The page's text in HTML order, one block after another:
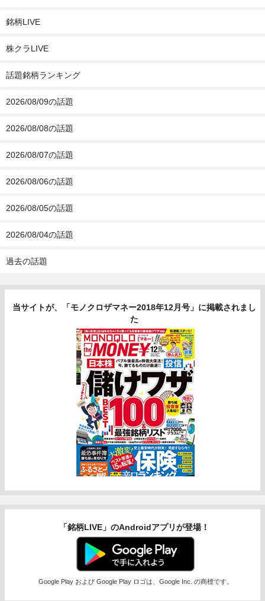
銘柄LIVE
株クラLIVE
話題銘柄ランキング
2026/08/09の話題
2026/08/08の話題
2026/08/07の話題
2026/08/06の話題
2026/08/05の話題
2026/08/04の話題
過去の話題
当サイトが、「モノクロザマネー2018年12月号」に掲載されまし
た
「銘柄LIVE」のAndroidアプリが登場！
Google Play および Google Play ロゴは、Google Inc. の商標です。